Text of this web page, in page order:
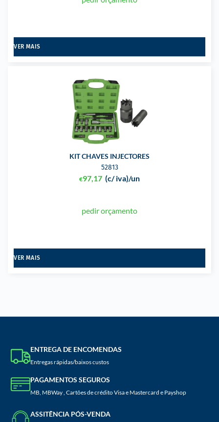
VER MAIS
KIT CHAVES INJECTORES
52813
€97,17 (c/ iva)/un
pedir orçamento
VER MAIS
ENTREGA DE ENCOMENDAS
Entregas rápidas/baixos custos
PAGAMENTOS SEGUROS
MB, MBWay , Cartões de crédito Visa e Mastercard e Payshop
ASSITÊNCIA PÓS-VENDA